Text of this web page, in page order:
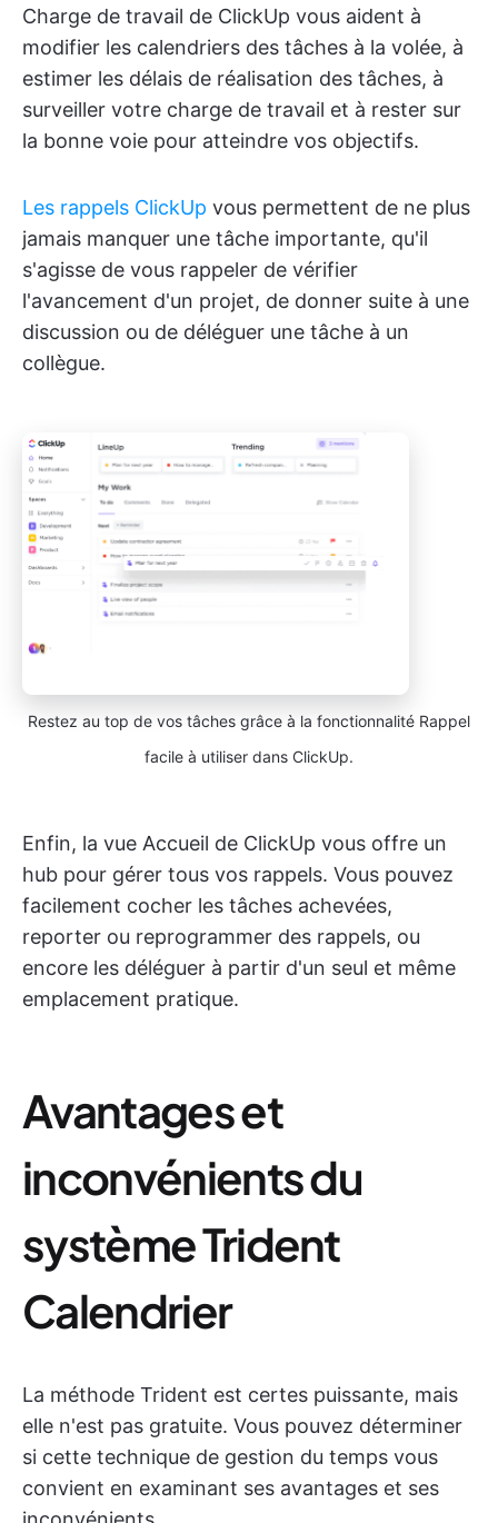
Charge de travail de ClickUp vous aident à
modifier les calendriers des tâches à la volée, à
estimer les délais de réalisation des tâches, à
surveiller votre charge de travail et à rester sur
la bonne voie pour atteindre vos objectifs.
Les rappels ClickUp vous permettent de ne plus
jamais manquer une tâche importante, qu'il
s'agisse de vous rappeler de vérifier
l'avancement d'un projet, de donner suite à une
discussion ou de déléguer une tâche à un
collègue.
Restez au top de vos tâches grâce à la fonctionnalité Rappel
facile à utiliser dans ClickUp.
Enfin, la vue Accueil de ClickUp vous offre un
hub pour gérer tous vos rappels. Vous pouvez
facilement cocher les tâches achevées,
reporter ou reprogrammer des rappels, ou
encore les déléguer à partir d'un seul et même
emplacement pratique.
Avantages et
inconvénients du
système Trident
Calendrier
La méthode Trident est certes puissante, mais
elle n'est pas gratuite. Vous pouvez déterminer
si cette technique de gestion du temps vous
convient en examinant ses avantages et ses